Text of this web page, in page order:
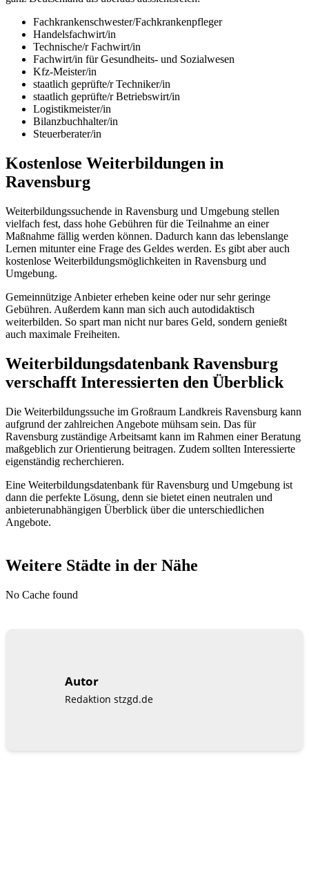
Fachkrankenschwester/Fachkrankenpfleger
Handelsfachwirt/in
Technische/r Fachwirt/in
Fachwirt/in für Gesundheits- und Sozialwesen
Kfz-Meister/in
staatlich geprüfte/r Techniker/in
staatlich geprüfte/r Betriebswirt/in
Logistikmeister/in
Bilanzbuchhalter/in
Steuerberater/in
Kostenlose Weiterbildungen in
Ravensburg
Weiterbildungssuchende in Ravensburg und Umgebung stellen
vielfach fest, dass hohe Gebühren für die Teilnahme an einer
Maßnahme fällig werden können. Dadurch kann das lebenslange
Lernen mitunter eine Frage des Geldes werden. Es gibt aber auch
kostenlose Weiterbildungsmöglichkeiten in Ravensburg und
Umgebung.
Gemeinnützige Anbieter erheben keine oder nur sehr geringe
Gebühren. Außerdem kann man sich auch autodidaktisch
weiterbilden. So spart man nicht nur bares Geld, sondern genießt
auch maximale Freiheiten.
Weiterbildungsdatenbank Ravensburg
verschafft Interessierten den Überblick
Die Weiterbildungssuche im Großraum Landkreis Ravensburg kann
aufgrund der zahlreichen Angebote mühsam sein. Das für
Ravensburg zuständige Arbeitsamt kann im Rahmen einer Beratung
maßgeblich zur Orientierung beitragen. Zudem sollten Interessierte
eigenständig recherchieren.
Eine Weiterbildungsdatenbank für Ravensburg und Umgebung ist
dann die perfekte Lösung, denn sie bietet einen neutralen und
anbieterunabhängigen Überblick über die unterschiedlichen
Angebote.
Weitere Städte in der Nähe
No Cache found
Autor
Redaktion stzgd.de